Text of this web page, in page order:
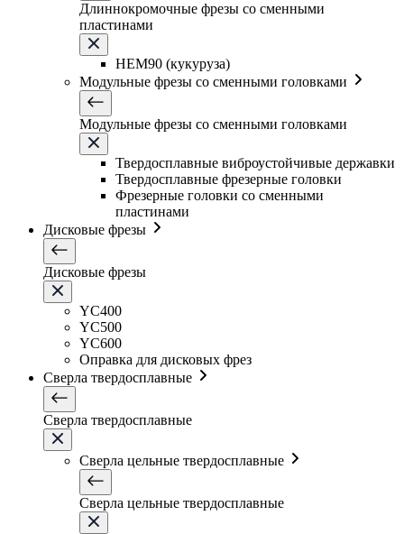
Длиннокромочные фрезы со сменными
пластинами
HEM90 (кукуруза)
Модульные фрезы со сменными головками
Модульные фрезы со сменными головками
Твердосплавные виброустойчивые державки
Твердосплавные фрезерные головки
Фрезерные головки со сменными
пластинами
Дисковые фрезы
Дисковые фрезы
YC400
YC500
YC600
Оправка для дисковых фрез
Сверла твердосплавные
Сверла твердосплавные
Сверла цельные твердосплавные
Сверла цельные твердосплавные